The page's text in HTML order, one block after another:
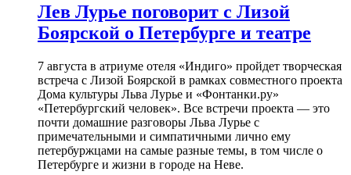
Лев Лурье поговорит с Лизой
Боярской о Петербурге и театре
7 августа в атриуме отеля «Индиго» пройдет творческая
встреча с Лизой Боярской в рамках совместного проекта
Дома культуры Льва Лурье и «Фонтанки.ру»
«Петербургский человек». Все встречи проекта — это
почти домашние разговоры Льва Лурье с
примечательными и симпатичными лично ему
петербуржцами на самые разные темы, в том числе о
Петербурге и жизни в городе на Неве.